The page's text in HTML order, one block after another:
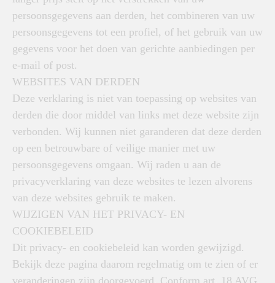
persoonsgegevens aan derden, het combineren van uw
persoonsgegevens tot een profiel, of het gebruik van uw
gegevens voor het doen van gerichte aanbiedingen per
e-mail of post.
WEBSITES VAN DERDEN
Deze verklaring is niet van toepassing op websites van
derden die door middel van links met deze website zijn
verbonden. Wij kunnen niet garanderen dat deze derden
op een betrouwbare of veilige manier met uw
persoonsgegevens omgaan. Wij raden u aan de
privacyverklaring van deze websites te lezen alvorens
van deze websites gebruik te maken.
WIJZIGEN VAN HET PRIVACY- EN
COOKIEBELEID
Dit privacy- en cookiebeleid kan worden gewijzigd.
Bekijk deze pagina daarom regelmatig om te zien of er
veranderingen zijn doorgevoerd. Conform art. 18 AVG,